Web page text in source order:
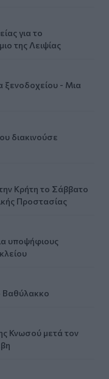
για το
της Λειψίας
ξενοδοχείου - Μια
διακινούσε
Κρήτη το Σάββατο
Προστασίας
υποψήφιους
Βαθύλακκο
Κνωσού μετά τον